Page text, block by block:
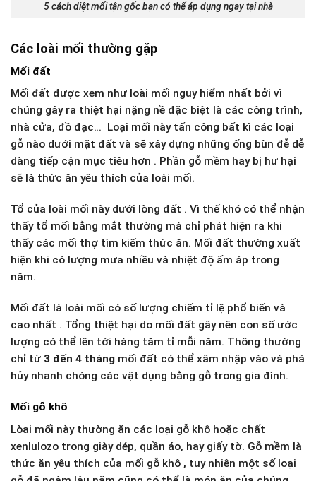
5 cách diệt mối tận gốc bạn có thể áp dụng ngay tại nhà
Các loài mối thường gặp
Mối đất
Mối đất được xem như loài mối nguy hiểm nhất bởi vì
chúng gây ra thiệt hại nặng nề đặc biệt là các công trình,
nhà cửa, đồ đạc… Loại mối này tấn công bất kì các loại
gỗ nào dưới mặt đất và sẽ xây dựng những ống bùn đễ dễ
dàng tiếp cận mục tiêu hơn . Phần gỗ mềm hay bị hư hại
sẽ là thức ăn yêu thích của loài mối.
Tổ của loài mối này dưới lòng đất . Vì thế khó có thể nhận
thấy tổ mối bằng mắt thường mà chỉ phát hiện ra khi
thấy các mối thợ tìm kiếm thức ăn. Mối đất thường xuất
hiện khi có lượng mưa nhiều và nhiệt độ ấm áp trong
năm.
Mối đất là loài mối có số lượng chiếm tỉ lệ phổ biến và
cao nhất . Tổng thiệt hại do mối đất gây nên con số ước
lượng có thể lên tới hàng tăm tỉ mỗi năm. Thông thường
chỉ từ 3 đến 4 tháng mối đất có thể xâm nhập vào và phá
hủy nhanh chóng các vật dụng bằng gỗ trong gia đình.
Mối gỗ khô
Lòai mối này thường ăn các loại gỗ khô hoặc chất
xenlulozo trong giày dép, quần áo, hay giấy tờ. Gỗ mềm là
thức ăn yêu thích của mối gỗ khô , tuy nhiên một số loại